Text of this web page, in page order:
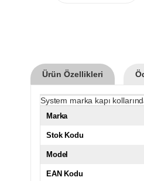
Ürün Özellikleri
System marka kapı
Marka
Stok Kodu
Model
EAN Kodu